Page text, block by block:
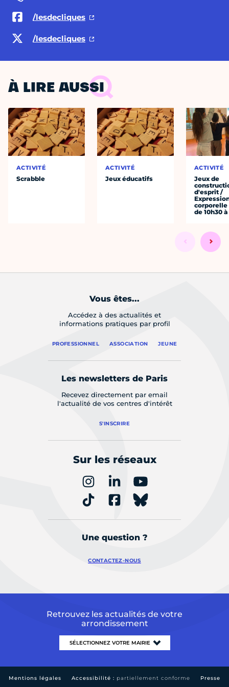
/lesdecliques
/lesdecliques
À LIRE AUSSI
ACTIVITÉ
Scrabble
ACTIVITÉ
Jeux éducatifs
ACTIVITÉ
Jeux de
d'esprit /
corporelle
de 10h30 à
Vous êtes...
Accédez à des actualités et
informations pratiques par profil
PROFESSIONNEL ASSOCIATION JEUNE
Les newsletters de Paris
Recevez directement par email
l'actualité de vos centres d'intérêt
S'INSCRIRE
Sur les réseaux
Une question ?
CONTACTEZ-NOUS
Retrouvez les actualités de votre
arrondissement
Mentions légales Accessibilité : partiellement conforme Presse